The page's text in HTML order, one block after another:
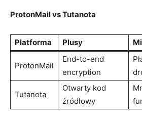
ProtonMail vs Tutanota
Platforma Plusy
ProtonMail
End-to-end
encryption
Tutanota
Otwarty kod
źródłowy